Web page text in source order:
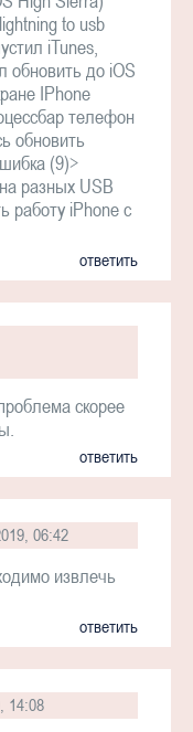
to usb
iTunes,
обновить до iOS
IPhone
телефон
обновить
(9)>
разных USB
работу iPhone c
ответить
скорее
ответить
06:42
извлечь
ответить
14:08